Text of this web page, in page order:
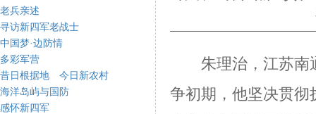
老兵亲述
寻访新四军老战士
中国梦·边防情
多彩军营
昔日根据地 今日新农村
海洋岛屿与国防
感怀新四军
朱理治，江苏南
争初期，他坚决贯彻